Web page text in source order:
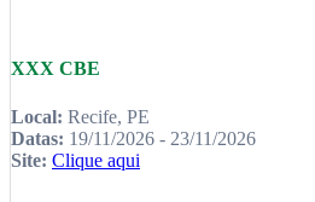
XXX CBE
Local: Recife, PE
Datas: 19/11/2026 - 23/11/2026
Site: Clique aqui